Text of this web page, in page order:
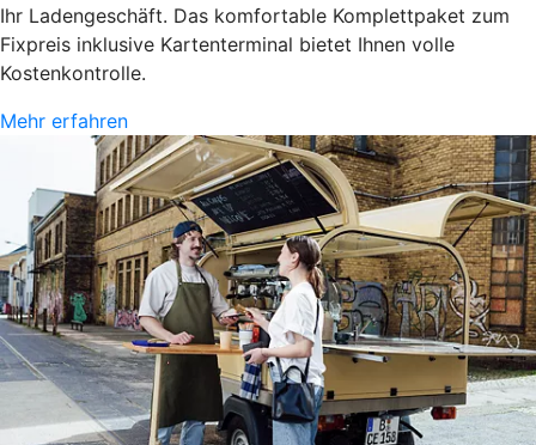
Ihr Ladengeschäft. Das komfortable Komplettpaket zum
Fixpreis inklusive Kartenterminal bietet Ihnen volle
Kostenkontrolle.
Mehr erfahren